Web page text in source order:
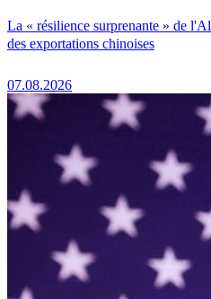
La « résilience surprenante » de
des exportations chinoises
07.08.2026